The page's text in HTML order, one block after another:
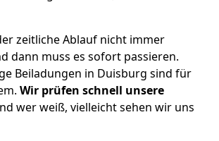
zeitliche Ablauf nicht immer
dann muss es sofort passieren.
Beiladungen in Duisburg sind für
Wir prüfen schnell unsere
wer weiß, vielleicht sehen wir uns